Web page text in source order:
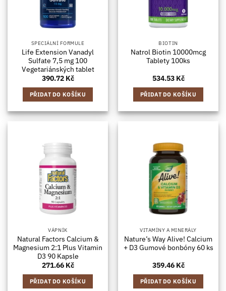
SPECIÁLNÍ FORMULE
Life Extension Vanadyl
Sulfate 7,5 mg 100
Vegetariánských tablet
390.72 Kč
PŘIDAT DO KOŠÍKU
BIOTIN
Natrol Biotin 10000mcg
Tablety 100ks
534.53 Kč
PŘIDAT DO KOŠÍKU
VÁPNÍK
Natural Factors Calcium &
Magnesium 2:1 Plus Vitamin
D3 90 Kapsle
271.66 Kč
PŘIDAT DO KOŠÍKU
VITAMÍNY A MINERÁLY
Nature’s Way Alive! Calcium
+ D3 Gumové bonbóny 60 ks
359.46 Kč
PŘIDAT DO KOŠÍKU